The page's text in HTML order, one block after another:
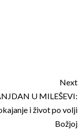
Next
U MILEŠEVI:
i život po volji
Božjoj